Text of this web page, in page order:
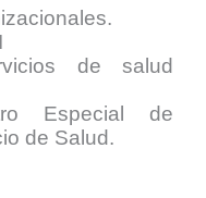
de salud
Especial de
de Salud.